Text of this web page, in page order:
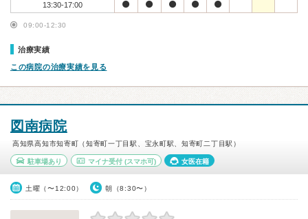
13:30-17:00
09:00-12:30
治療実績
この病院の治療実績を見る
図南病院
高知県高知市知寄町（知寄町一丁目駅、宝永町駅、知寄町二丁目駅）
駐車場あり マイナ受付(スマホ可) 女医在籍
土曜（〜12:00） 朝（8:30〜）